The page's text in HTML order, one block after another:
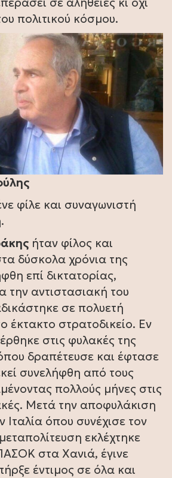
πολιτικού κόσμου.
φίλε και συναγωνιστή
ήταν φίλος και
δύσκολα χρόνια της
επί δικτατορίας,
την αντιστασιακή του
σε πολυετή
έκτακτο στρατοδικείο. Εν
στις φυλακές της
δραπέτευσε και έφτασε
συνελήφθη από τους
πολλούς μήνες στις
Μετά την αποφυλάκιση
Ιταλία όπου συνέχισε τον
εκλέχτηκε
στα Χανιά, έγινε
έντιμος σε όλα και